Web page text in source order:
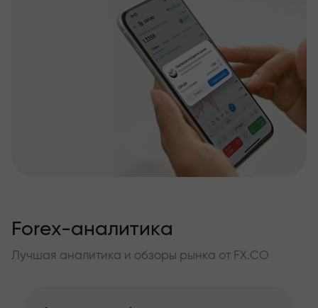
Forex-аналитика
Лучшая аналитика и обзоры рынка от FX.CO